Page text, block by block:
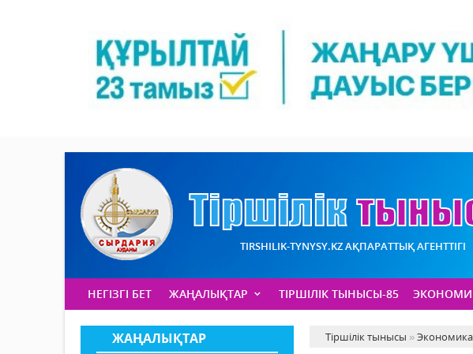
TIRSHILIK-TYNYSY.KZ АҚПАРАТТЫҚ АГЕНТТІГІ
НЕГІЗГІ БЕТ ЖАҢАЛЫҚТАР ТІРШІЛІК ТЫНЫСЫ-85
ЖАҢАЛЫҚТАР Тіршілік тынысы »Экономика